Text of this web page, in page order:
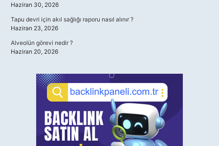
Haziran 30, 2026
Tapu devri için akıl sağlığı raporu nasıl alınır ?
Haziran 23, 2026
Alveolün görevi nedir ?
Haziran 20, 2026